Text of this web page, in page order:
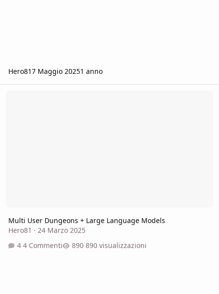
Hero817 Maggio 20251 anno
Multi User Dungeons + Large Language Models
Hero81 · 24 Marzo 2025
4 Commenti
890 visualizzazioni